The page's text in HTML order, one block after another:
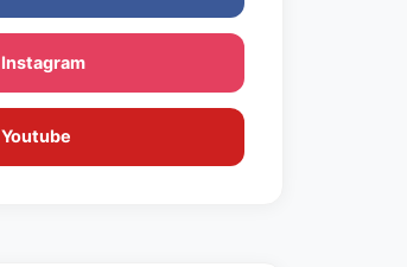
Instagram
Youtube